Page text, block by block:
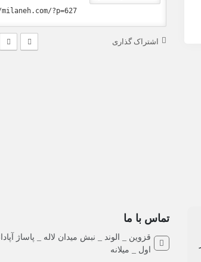
اشتراک گذاری
تماس با ما
قزوین _ الوند _ نبش میدان لاله _ پاساژ
اول _ میلانه